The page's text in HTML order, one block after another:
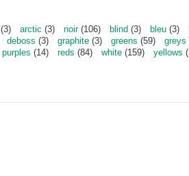
(3) arctic (3) noir(106) blind (3) bleu (3)
deboss (3) graphite (3) greens (59) greys
purples (14) reds (84) white (159) yellows